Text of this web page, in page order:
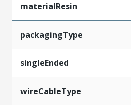
materialResin
packagingType
singleEnded
wireCableType